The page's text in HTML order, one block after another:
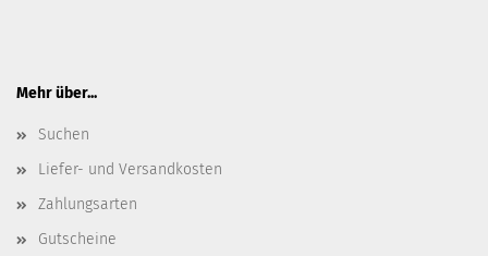
Mehr über...
Suchen
Liefer- und Versandkosten
Zahlungsarten
Gutscheine